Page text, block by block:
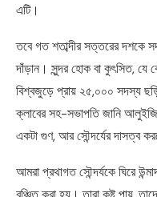
এটি।
তবে গত শতাব্দীর সত্তরের দশকে
দাঁড়ান। সুন্দর হোক বা কুৎসিত, যে
বিশ্বজুড়ে প্রায় ২৫,০০০ সদস্য
ক্লাবের সহ-সভাপতি জানি
একটা গুণ, আর সৌন্দর্যের দাসত্ব
আমরা প্রথাগত সৌন্দর্যকে ঘিরে